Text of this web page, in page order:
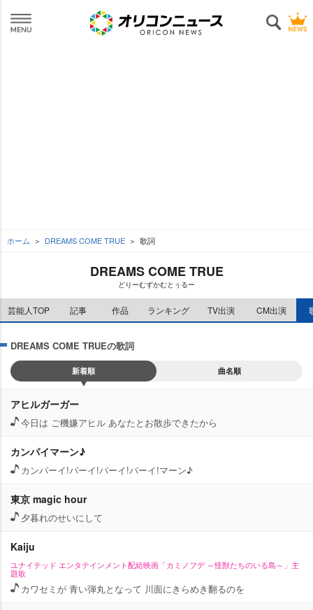
ホーム DREAMS COME TRUE 歌詞
DREAMS COME TRUE
どりーむずかむとぅるー
芸能人TOP 記事 作品 ランキング TV出演 CM出演
DREAMS COME TRUEの歌詞
新着順 曲名順
アヒルガーガー
今日は ご機嫌アヒル あなたとお散歩できたから
カンパイマーン♪
カンパーイ!パーイ!パーイ!パーイ!マーン♪
東京 magic hour
夕暮れのせいにして
Kaiju
ユナイテッド エンタテインメント配給映画「カミノフデ ～怪獣たちのいる島～」主
題歌
カワセミが 青い弾丸となって 川面にきらめき翻るのを